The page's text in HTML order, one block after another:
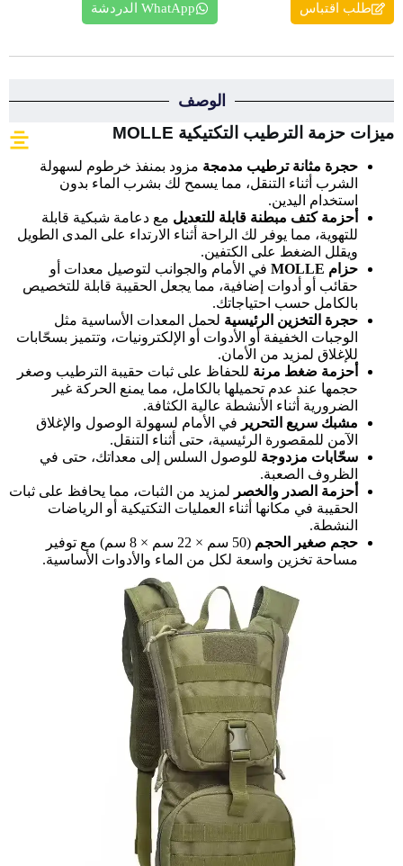
طلب اقتباس WhatApp الدردشة
الوصف
ميزات حزمة الترطيب التكتيكية MOLLE
حجرة مثانة ترطيب مدمجة مزود بمنفذ خرطوم لسهولة
الشرب أثناء التنقل، مما يسمح لك بشرب الماء بدون
استخدام اليدين.
أحزمة كتف مبطنة قابلة للتعديل مع دعامة شبكية قابلة
للتهوية، مما يوفر لك الراحة أثناء الارتداء على المدى الطويل
ويقلل الضغط على الكتفين.
حزام MOLLE
في الأمام والجوانب لتوصيل معدات أو
حقائب أو أدوات إضافية، مما يجعل الحقيبة قابلة للتخصيص
بالكامل حسب احتياجاتك.
حجرة التخزين الرئيسية لحمل المعدات الأساسية مثل
الوجبات الخفيفة أو الأدوات أو الإلكترونيات، وتتميز بسحّابات
للإغلاق لمزيد من الأمان.
أحزمة ضغط مرنة للحفاظ على ثبات حقيبة الترطيب وصغر
حجمها عند عدم تحميلها بالكامل، مما يمنع الحركة غير
الضرورية أثناء الأنشطة عالية الكثافة.
مشبك سريع التحرير في الأمام لسهولة الوصول والإغلاق
الآمن للمقصورة الرئيسية، حتى أثناء التنقل.
سحّابات مزدوجة للوصول السلس إلى معداتك، حتى في
الظروف الصعبة.
أحزمة الصدر والخصر لمزيد من الثبات، مما يحافظ على ثبات
الحقيبة في مكانها أثناء العمليات التكتيكية أو الرياضات
النشطة.
حجم صغير الحجم
(50 سم × 22 سم × 8 سم) مع توفير
مساحة تخزين واسعة لكل من الماء والأدوات الأساسية.